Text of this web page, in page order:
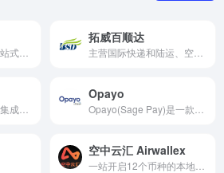
拓威百顺达
Opayo
空中云汇 Airwallex